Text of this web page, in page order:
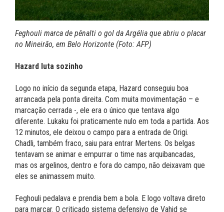
Feghouli marca de pênalti o gol da Argélia que abriu o placar
no Mineirão, em Belo Horizonte (Foto: AFP)
Hazard luta sozinho
Logo no início da segunda etapa, Hazard conseguiu boa
arrancada pela ponta direita. Com muita movimentação – e
marcação cerrada -, ele era o único que tentava algo
diferente. Lukaku foi praticamente nulo em toda a partida. Aos
12 minutos, ele deixou o campo para a entrada de Origi.
Chadli, também fraco, saiu para entrar Mertens. Os belgas
tentavam se animar e empurrar o time nas arquibancadas,
mas os argelinos, dentro e fora do campo, não deixavam que
eles se animassem muito.
Feghouli pedalava e prendia bem a bola. E logo voltava direto
para marcar. O criticado sistema defensivo de Vahid se